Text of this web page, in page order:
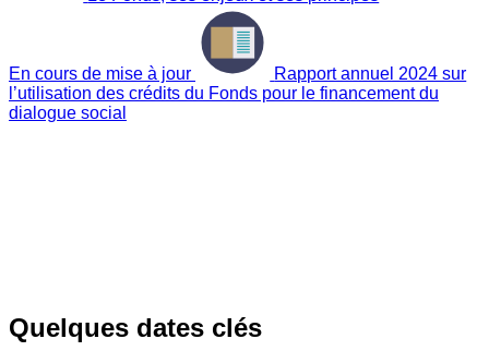
En cours de mise à jour
Rapport annuel 2024 sur
l’utilisation des crédits du Fonds pour le financement du
dialogue social
Quelques dates clés